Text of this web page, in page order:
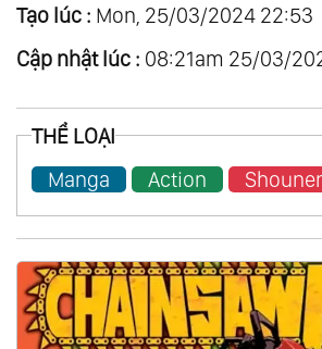
Tạo lúc : Mon, 25/03/2024 22:53
Cập nhật lúc : 08:21am 25/03/
THỂ LOẠI
Manga
Action